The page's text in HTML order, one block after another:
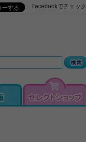
Facebookでチェック